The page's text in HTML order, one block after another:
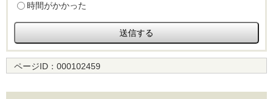
時間がかかった
ページID： 000102459